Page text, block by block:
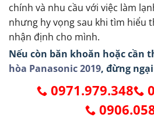
chính và nhu cầu với việc làm
nhưng hy vọng sau khi tìm hiểu
nhận định cho mình.
Nếu còn băn khoăn hoặc cần
hòa Panasonic 2019, đừng
0971.979.348